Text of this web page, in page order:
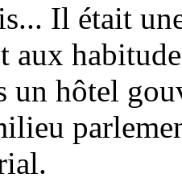
Il était
aux
un hôtel